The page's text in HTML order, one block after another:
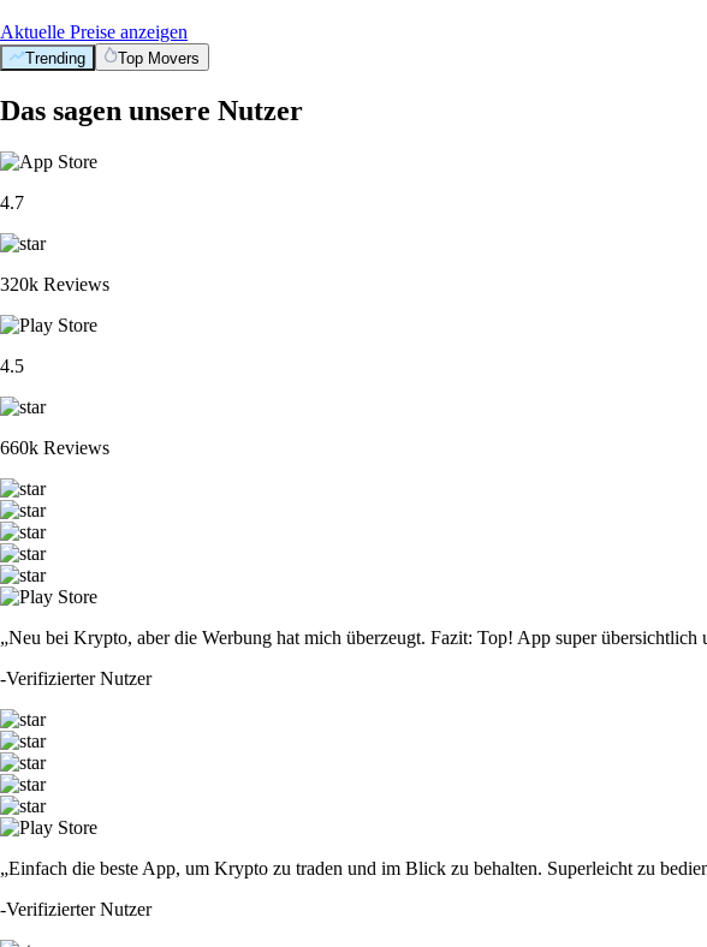
Aktuelle Preise anzeigen
Trending Top Movers
Das sagen unsere Nutzer
4.7
320k Reviews
4.5
660k Reviews
„Neu bei Krypto, aber die Werbung hat mich überzeugt. Fazit: Top! App super übersichtlich
-Verifizierter Nutzer
„Einfach die beste App, um Krypto zu traden und im Blick zu behalten. Superleicht zu
-Verifizierter Nutzer